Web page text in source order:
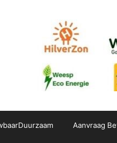
Aanvraag